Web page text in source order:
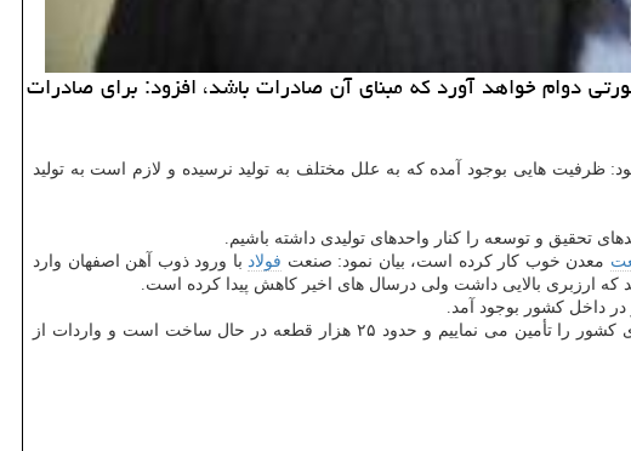
دوام خواهد آورد كه مبنای آن صادرات باشد، افزود: برای صادرات
نمود: ظرفیت هایی بوجود آمده كه به علل مختلف به تولید نرسیده و لازم است به تولید
تحقیق و توسعه را كنار واحدهای تولیدی داشته باشیم.
معدن خوب كار كرده است، بیان نمود: صنعت فولاد با ورود ذوب آهن اصفهان وارد
كه ارزبری بالایی داشت ولی درسال های اخیر كاهش پیدا كرده است.
مدیر عامل كارخانه مهرگدازهای زاگرس سفیددشت بیان نمود: كارخانه تكنولوژی بالایی دارد و امروز یك سال و نیم است كه فولاد سازهای كشور را تأمین می نماییم و حدود ۲۵ هزار قطعه در حال ساخت است و واردات از